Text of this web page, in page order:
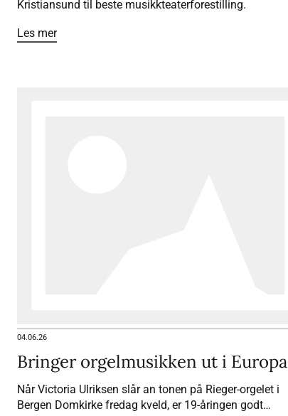
Kristiansund til beste musikkteaterforestilling.
Les mer
04.06.26
Bringer orgelmusikken ut i Europa
Når Victoria Ulriksen slår an tonen på Rieger-orgelet i
Bergen Domkirke fredag kveld, er 19-åringen godt